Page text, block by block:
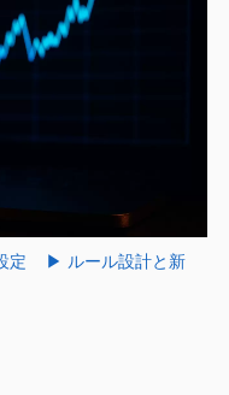
定
▶ ルール設計と新